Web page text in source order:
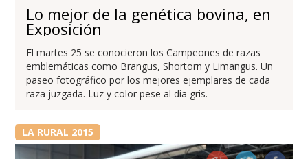
Lo mejor de la genética bovina, en
Exposición
El martes 25 se conocieron los Campeones de razas
emblemáticas como Brangus, Shortorn y Limangus. Un
paseo fotográfico por los mejores ejemplares de cada
raza juzgada. Luz y color pese al día gris.
LA RURAL 2015